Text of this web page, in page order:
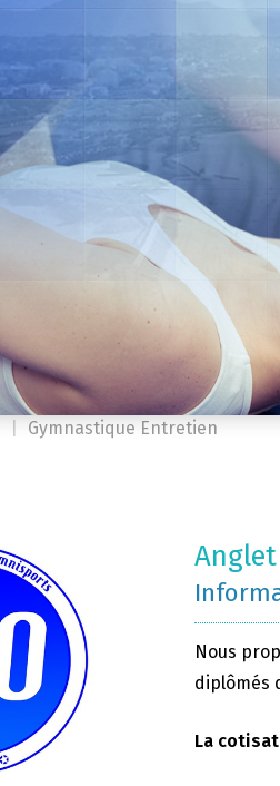
Gymnastique Entretien
Nous
diplômés
La